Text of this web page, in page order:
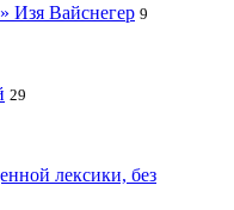
Изя Вайснегер 9
29
лексики, без